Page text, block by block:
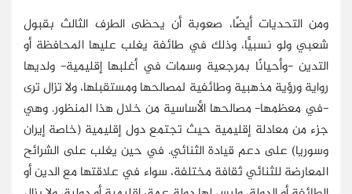
ومن التحديات أيضًا، صعوبة أن يحظى الطرف الثالث بقبول
شعبي ولو نسبيًّا، وذلك في طائفة يغلب عليها المحافظة أو
التدين -وأحيانًا بمرجعية وسمات في أغلبها إقليمية- ولديها
رواية ورؤية مذهبية وطائفية لمصالحها ومستقبلها، ولا تزال ترى
-في معظمها- مصالحها الأساسية من خلال هذا المنظور. وهي
جزء من معادلة إقليمية حيث تجتمع دول إقليمية (خاصة إيران
وسوريا) على دعم قيادة الثنائي. في حين يغلب على الشرائح
المعارضة للثنائي ثقافة مختلفة، سواء في علاقتها مع الدين أو